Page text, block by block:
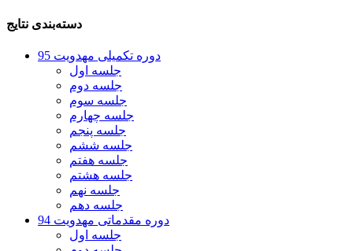
دسته‌بندی نتایج
دوره تکمیلی مهدویت 95
جلسه اول
جلسه دوم
جلسه سوم
جلسه چهارم
جلسه پنجم
جلسه ششم
جلسه هفتم
جلسه هشتم
جلسه نهم
جلسه دهم
دوره مقدماتی مهدویت 94
جلسه اول